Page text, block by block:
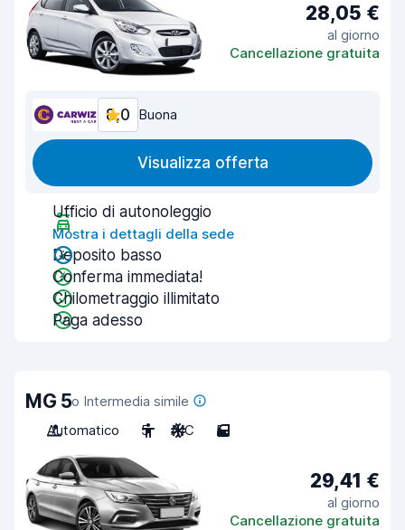
28,05 €
al giorno
Cancellazione gratuita
8,0 Buona
Visualizza offerta
Ufficio di autonoleggio
Mostra i dettagli della sede
Deposito basso
Conferma immediata!
Chilometraggio illimitato
Paga adesso
MG 5o Intermedia simile
Automatico
5 A/C 5
29,41 €
al giorno
Cancellazione gratuita